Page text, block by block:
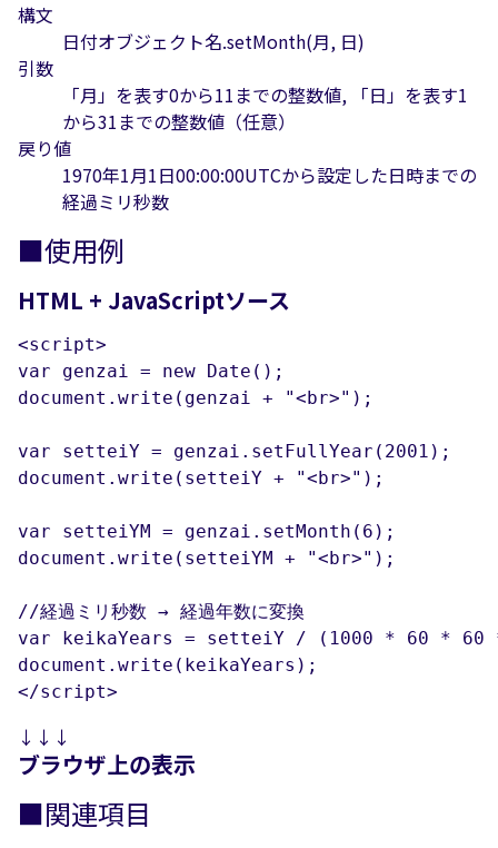
構文
日付オブジェクト名.setMonth(月, 日)
引数
「月」を表す0から11までの整数値, 「日」を表す1
から31までの整数値（任意）
戻り値
1970年1月1日00:00:00UTCから設定した日時までの
経過ミリ秒数
■使用例
HTML + JavaScriptソース
<script>
var genzai = new Date();
document.write(genzai + "<br>");
var setteiY = genzai.setFullYear(2001);
document.write(setteiY + "<br>");
var setteiYM = genzai.setMonth(6);
document.write(setteiYM + "<br>");
//経過ミリ秒数 → 経過年数に変換
var keikaYears = setteiY / (1000 * 60 * 60
document.write(keikaYears);
</script>
↓↓↓
ブラウザ上の表示
■関連項目